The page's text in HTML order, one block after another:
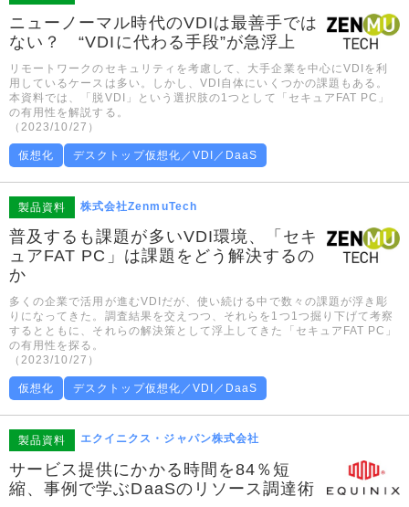
ニューノーマル時代のVDIは最善手では
ない？ “VDIに代わる手段”が急浮上
リモートワークのセキュリティを考慮して、大手企業を中心にVDIを利
用しているケースは多い。しかし、VDI自体にいくつかの課題もある。
本資料では、「脱VDI」という選択肢の1つとして「セキュアFAT PC」
の有用性を解説する。
（2023/10/27）
仮想化 デスクトップ仮想化／VDI／DaaS
製品資料 株式会社ZenmuTech
普及するも課題が多いVDI環境、「セキ
ュアFAT PC」は課題をどう解決するの
か
多くの企業で活用が進むVDIだが、使い続ける中で数々の課題が浮き彫
りになってきた。調査結果を交えつつ、それらを1つ1つ掘り下げて考察
するとともに、それらの解決策として浮上してきた「セキュアFAT PC」
の有用性を探る。
（2023/10/27）
仮想化 デスクトップ仮想化／VDI／DaaS
製品資料 エクイニクス・ジャパン株式会社
サービス提供にかかる時間を84％短
縮、事例で学ぶDaaSのリソース調達術